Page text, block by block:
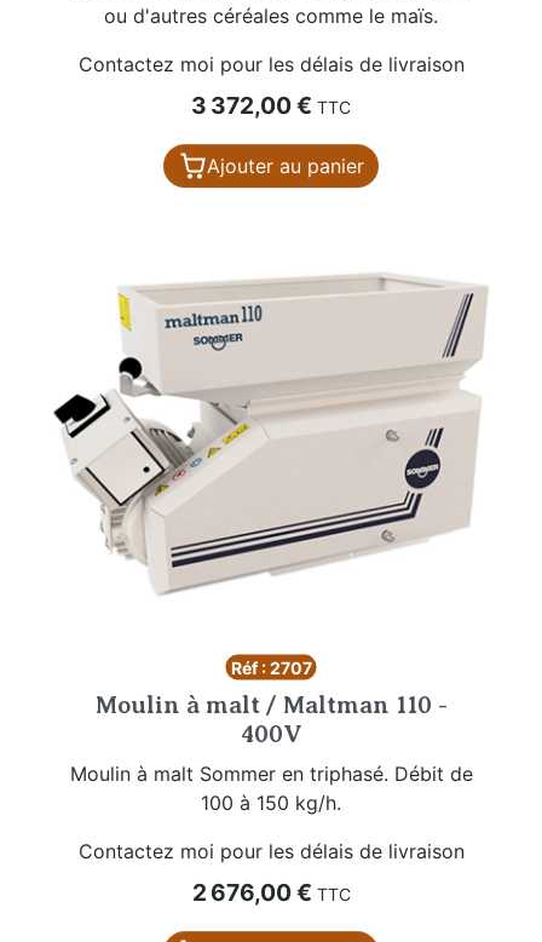
ou d'autres céréales comme le maïs.
Contactez moi pour les délais de livraison
Prix
3 372,00 € TTC
Ajouter au panier
Réf : 2707
Moulin à malt / Maltman 110 -
400V
Moulin à malt Sommer en triphasé. Débit de
100 à 150 kg/h.
Contactez moi pour les délais de livraison
Prix
2 676,00 € TTC